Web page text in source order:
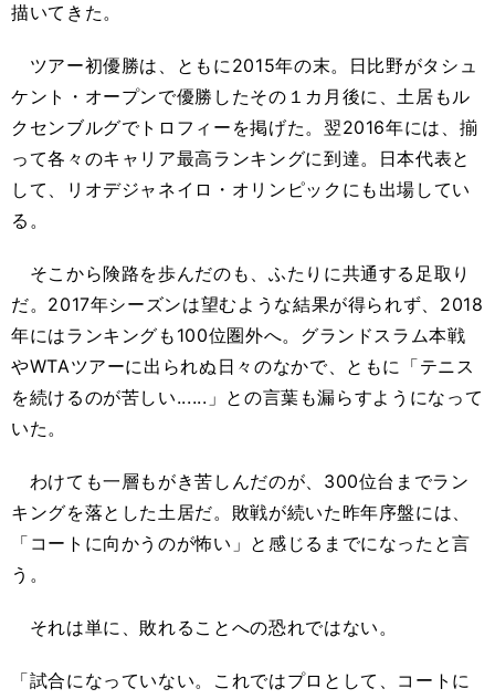
描いてきた。
ツアー初優勝は、ともに2015年の末。日比野がタシュ
ケント・オープンで優勝したその１カ月後に、土居もル
クセンブルグでトロフィーを掲げた。翌2016年には、揃
って各々のキャリア最高ランキングに到達。日本代表と
して、リオデジャネイロ・オリンピックにも出場してい
る。
そこから険路を歩んだのも、ふたりに共通する足取り
だ。2017年シーズンは望むような結果が得られず、2018
年にはランキングも100位圏外へ。グランドスラム本戦
やWTAツアーに出られぬ日々のなかで、ともに「テニス
を続けるのが苦しい......」との言葉も漏らすようになって
いた。
わけても一層もがき苦しんだのが、300位台までラン
キングを落とした土居だ。敗戦が続いた昨年序盤には、
「コートに向かうのが怖い」と感じるまでになったと言
う。
それは単に、敗れることへの恐れではない。
「試合になっていない。これではプロとして、コートに